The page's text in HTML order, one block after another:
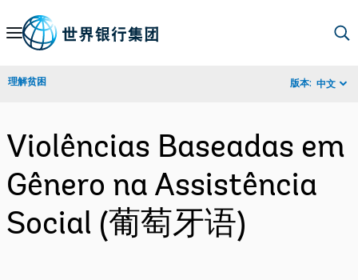
Skip
Navigation
理解贫困 版本: 中文
Violências Baseadas em
Gênero na Assistência
Social (葡萄牙语)